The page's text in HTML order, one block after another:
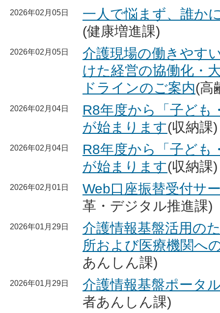
2026年02月05日
一人で悩まず、誰か
(健康増進課)
2026年02月05日
介護現場の働きやす
けた経営の協働化・
ドラインのご案内(高
2026年02月04日
R8年度から「子ども
が始まります(収納課)
2026年02月04日
R8年度から「子ども
が始まります(収納課)
2026年02月01日
Web口座振替受付サ
革・デジタル推進課)
2026年01月29日
介護情報基盤活用の
所および医療機関へ
あんしん課)
2026年01月29日
介護情報基盤ポータ
者あんしん課)